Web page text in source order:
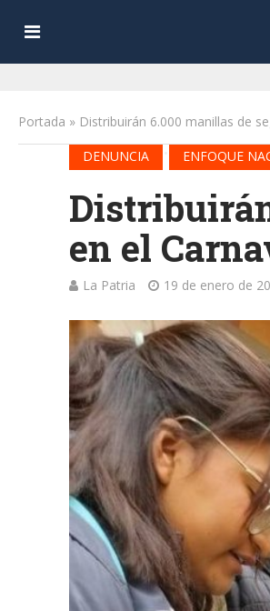
Portada » Distribuirán 6.000 manillas de
DENUNCIA
ENFOQUE
en el
La Patria 19 de enero de